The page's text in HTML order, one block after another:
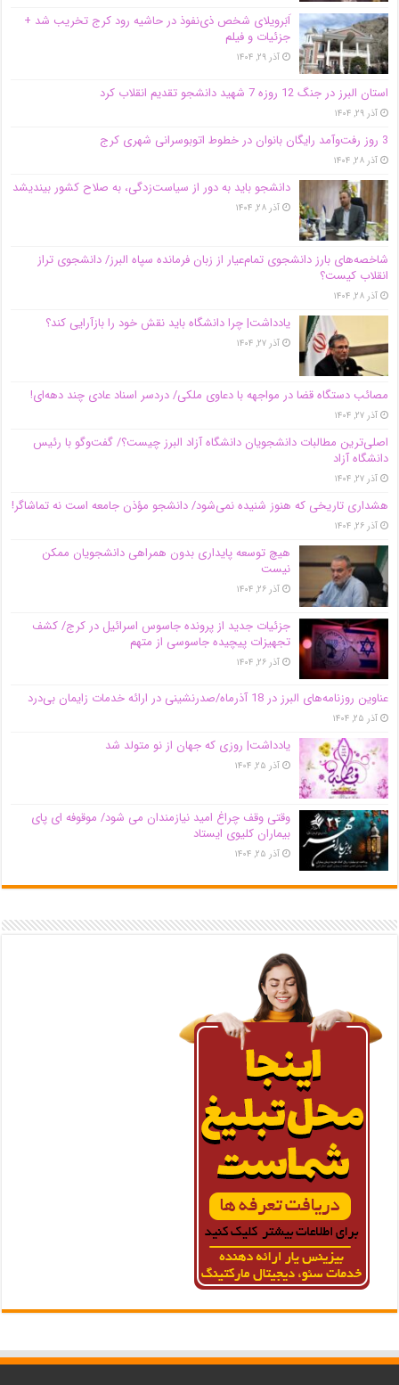
اَبَر‌ویلای شخص ذی‌نفوذ در حاشیه‌ رود کرج تخریب شد +
جزئیات و فیلم
آذر ۲۹, ۱۴۰۴
استان البرز در جنگ 12 روزه 7 شهید دانشجو تقدیم انقلاب کرد
آذر ۲۹, ۱۴۰۴
3 روز رفت‌وآمد رایگان بانوان در خطوط اتوبوسرانی شهری کرج
آذر ۲۸, ۱۴۰۴
دانشجو باید به دور از سیاست‌زدگی، به صلاح کشور بیندیشد
آذر ۲۸, ۱۴۰۴
شاخصه‌های بارز دانشجوی تمام‌عیار از زبان فرمانده سپاه البرز/ دانشجوی تراز
انقلاب کیست؟
آذر ۲۸, ۱۴۰۴
یادداشت| چرا دانشگاه باید نقش خود را بازآرایی کند؟
آذر ۲۷, ۱۴۰۴
مصائب دستگاه قضا در مواجهه با دعاوی ملکی/ دردسر اسناد عادی چند‌ دهه‌ای!
آذر ۲۷, ۱۴۰۴
اصلی‌ترین مطالبات دانشجویان دانشگاه آزاد البرز چیست؟/ گفت‌وگو با رئیس
دانشگاه آز‌اد
آذر ۲۷, ۱۴۰۴
هشداری تاریخی که هنوز شنیده نمی‌شود/ دانشجو مؤذن جامعه است نه تماشاگر!
آذر ۲۶, ۱۴۰۴
هیچ توسعه پایداری بدون همراهی دانشجویان ممکن
نیست
آذر ۲۶, ۱۴۰۴
جزئیات جدید از پرونده جاسوس اسرائیل در کرج/‌ کشف
تجهیزات پیچیده جاسوسی از متهم
آذر ۲۶, ۱۴۰۴
عناوین روزنامه‌های البرز در ‌18 آذرماه/صدرنشینی در ارائه خدمات زایمان بی‌درد
آذر ۲۵, ۱۴۰۴
یادداشت| روزی که جهان از نو متولد شد
آذر ۲۵, ۱۴۰۴
وقتی وقف چراغ امید نیازمندان می شود/ موقوفه ای پای
بیماران کلیوی ایستاد
آذر ۲۵, ۱۴۰۴